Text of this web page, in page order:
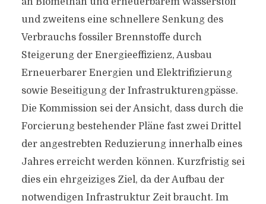
und zweitens eine schnellere Senkung des
Verbrauchs fossiler Brennstoffe durch
Steigerung der Energieeffizienz, Ausbau
Erneuerbarer Energien und Elektrifizierung
sowie Beseitigung der Infrastrukturengpässe.
Die Kommission sei der Ansicht, dass durch die
Forcierung bestehender Pläne fast zwei Drittel
der angestrebten Reduzierung innerhalb eines
Jahres erreicht werden können. Kurzfristig sei
dies ein ehrgeiziges Ziel, da der Aufbau der
notwendigen Infrastruktur Zeit braucht. Im